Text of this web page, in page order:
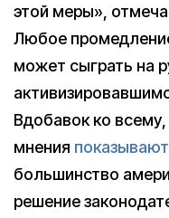
этой меры»,
Любое
может сыграть на
Вдобавок ко
мнения показывают
большинство
решение